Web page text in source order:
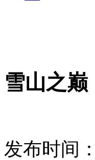
雪山之巅
发布时间